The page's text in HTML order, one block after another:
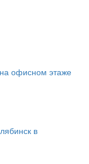
офисном этаже
в